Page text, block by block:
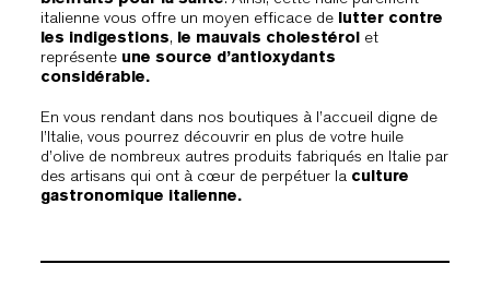
italienne vous offre un moyen efficace de lutter contre
les indigestions, le mauvais cholestérol et
représente une source d’antioxydants
considérable.
En vous rendant dans nos boutiques à l’accueil digne de
l’Italie, vous pourrez découvrir en plus de votre huile
d’olive de nombreux autres produits fabriqués en Italie par
des artisans qui ont à cœur de perpétuer la culture
gastronomique italienne.